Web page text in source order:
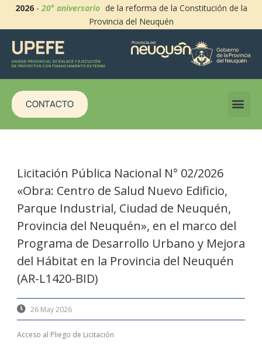
2026-20° aniversario de la reforma de la Constitución de la
Provincia del Neuquén
CONTACTO
Licitación Pública Nacional N° 02/2026
«Obra: Centro de Salud Nuevo Edificio,
Parque Industrial, Ciudad de Neuquén,
Provincia del Neuquén», en el marco del
Programa de Desarrollo Urbano y Mejora
del Hábitat en la Provincia del Neuquén
(AR-L1420-BID)
26 May 2026
Acceso al Pliego de Licitación